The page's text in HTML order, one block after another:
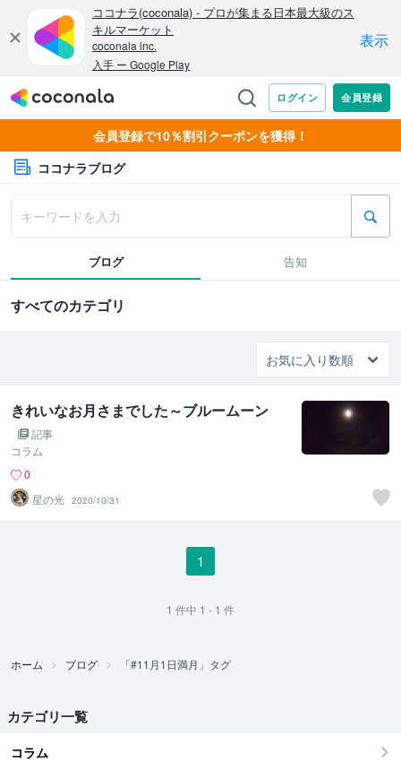
会員登録で10％割引クーポンを獲得！
ココナラブログ
ブログ 告知
すべてのカテゴリ
きれいなお月さまでした～ブルームーン
記事
コラム
0
星の光 2020/10/31
1
1 件中 1 - 1 件
ホーム ブログ 「#11月1日満月」タグ
カテゴリ一覧
コラム